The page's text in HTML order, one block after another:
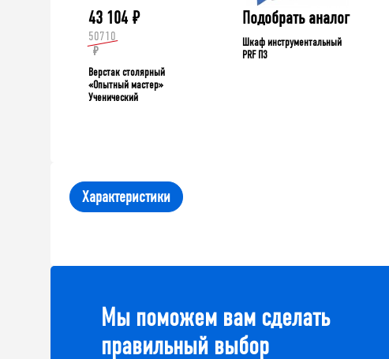
43 104 ₽
50710
₽
Верстак столярный
«Опытный мастер»
Ученический
Подобрать аналог
Шкаф инструментальный
PRF П3
Характеристики
Мы поможем вам сделать
правильный выбор